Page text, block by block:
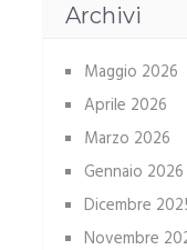
Archivi
Maggio 2026
Aprile 2026
Marzo 2026
Gennaio 2026
Dicembre
Novembre